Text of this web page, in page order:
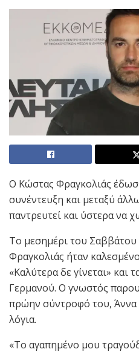
Ο Κώστας Φραγκολιάς
συνέντευξη και μεταξύ
παντρευτεί και ύστερα να
Το μεσημέρι του Σαββάτου
Φραγκολιάς ήταν
«Καλύτερα δε γίνεται» και
Γερμανού. Ο γνωστός
πρώην σύντροφό του, Άννα
λόγια.
«Το αγαπημένο μου